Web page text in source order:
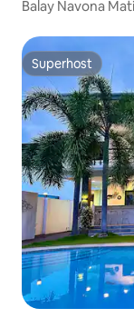
Balay Navona
Superhost
Superhost